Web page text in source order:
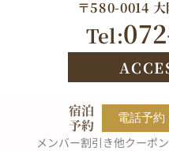
〒580-0014
Tel:
宿泊
予約
電話予約
メンバー割引き他クーポ